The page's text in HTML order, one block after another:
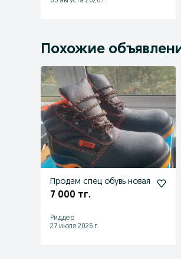
Похожие
Продам спец обувь новая
7 000 тг.
Риддер
27 июля 2026 г.